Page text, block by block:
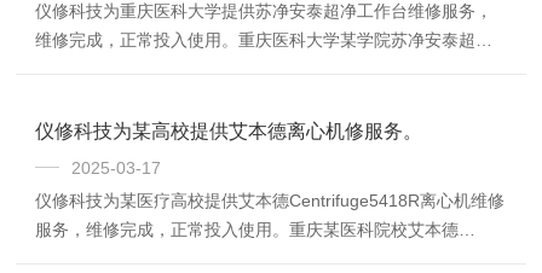
时候核算相关维修成本，给实验室负责人进行报价。学校老师
确定仪修科技的报价。仪修科技组织相关的维修材料开始组...
仪修科技为重庆医科大学提供苏净安泰超净工作台维修服务，
维修完成，正常投入使用。重庆医科大学某学院苏净安泰超净
使用。工程师将玻璃隔断门拆解，发现该超净工作台前期被别
个问题。工程师确定该维修需要更换超净工作台阻尼器。前期
我们有维修超净工作台维修经验，工程师现场给顾客直...
仪修科技为某高校提供艾本德离心机修服务。
2025-03-17
仪修科技为某医疗高校提供艾本德Centrifuge5418R离心机维修
服务，维修完成，正常投入使用。重庆某医科院校艾本德